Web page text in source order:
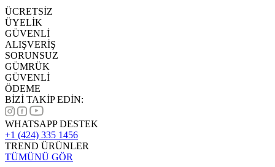
ÜCRETSİZ
ÜYELİK
GÜVENLİ
ALIŞVERİŞ
SORUNSUZ
GÜMRÜK
GÜVENLİ
ÖDEME
BİZİ TAKİP EDİN:
WHATSAPP DESTEK
+1 (424) 335 1456
TREND ÜRÜNLER
TÜMÜNÜ GÖR